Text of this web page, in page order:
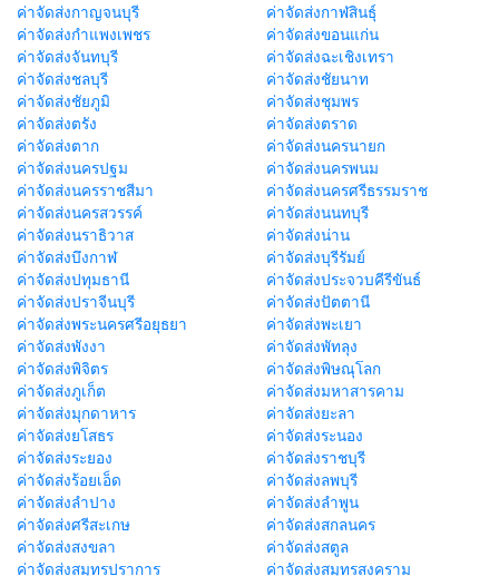
ค่าจัดส่งกาญจนบุรี
ค่าจัดส่งกาฬสินธุ์
ค่าจัดส่งกำแพงเพชร
ค่าจัดส่งขอนแก่น
ค่าจัดส่งจันทบุรี
ค่าจัดส่งฉะเชิงเทรา
ค่าจัดส่งชลบุรี
ค่าจัดส่งชัยนาท
ค่าจัดส่งชัยภูมิ
ค่าจัดส่งชุมพร
ค่าจัดส่งตรัง
ค่าจัดส่งตราด
ค่าจัดส่งตาก
ค่าจัดส่งนครนายก
ค่าจัดส่งนครปฐม
ค่าจัดส่งนครพนม
ค่าจัดส่งนครราชสีมา
ค่าจัดส่งนครศรีธรรมราช
ค่าจัดส่งนครสวรรค์
ค่าจัดส่งนนทบุรี
ค่าจัดส่งนราธิวาส
ค่าจัดส่งน่าน
ค่าจัดส่งบึงกาฬ
ค่าจัดส่งบุรีรัมย์
ค่าจัดส่งปทุมธานี
ค่าจัดส่งประจวบคีรีขันธ์
ค่าจัดส่งปราจีนบุรี
ค่าจัดส่งปัตตานี
ค่าจัดส่งพระนครศรีอยุธยา
ค่าจัดส่งพะเยา
ค่าจัดส่งพังงา
ค่าจัดส่งพัทลุง
ค่าจัดส่งพิจิตร
ค่าจัดส่งพิษณุโลก
ค่าจัดส่งภูเก็ต
ค่าจัดส่งมหาสารคาม
ค่าจัดส่งมุกดาหาร
ค่าจัดส่งยะลา
ค่าจัดส่งยโสธร
ค่าจัดส่งระนอง
ค่าจัดส่งระยอง
ค่าจัดส่งราชบุรี
ค่าจัดส่งร้อยเอ็ด
ค่าจัดส่งลพบุรี
ค่าจัดส่งลำปาง
ค่าจัดส่งลำพูน
ค่าจัดส่งศรีสะเกษ
ค่าจัดส่งสกลนคร
ค่าจัดส่งสงขลา
ค่าจัดส่งสตูล
ค่าจัดส่งสมุทรปราการ
ค่าจัดส่งสมุทรสงคราม